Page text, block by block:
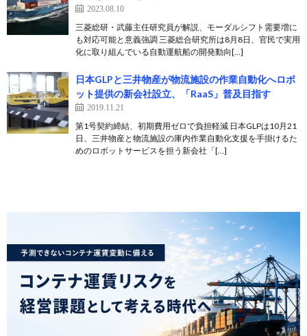
2023.08.10
三菱総研・武藤主任研究員が解説、モーダルシフト需要増に
も対応可能と意義強調 三菱総合研究所は8月8日、官民で実用
化に取り組んでいる自動運航船の開発動向[…]
日本GLPと三井物産が物流施設の作業自動化へロボ
ット提供の新会社設立、「RaaS」普及目指す
2019.11.21
第1号契約締結、初期費用ゼロで負担軽減 日本GLPは10月21
日、三井物産と物流施設の庫内作業自動化支援を手掛けるた
めのロボットサービスを担う新会社「[…]